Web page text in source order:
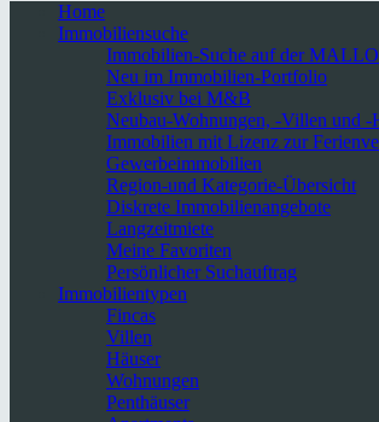
Home
Immobiliensuche
Immobilien-Suche auf der
Neu im Immobilien-Portfolio
Exklusiv bei M&B
Neubau-Wohnungen, -Villen und -
Immobilien mit Lizenz zur
Gewerbeimmobilien
Region-und Kategorie-Übersicht
Diskrete Immobilienangebote
Langzeitmiete
Meine Favoriten
Persönlicher Suchauftrag
Immobilientypen
Fincas
Villen
Häuser
Wohnungen
Penthäuser